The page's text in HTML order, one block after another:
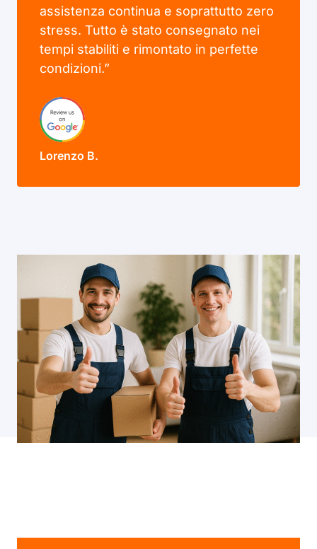
assistenza continua e soprattutto zero
stress. Tutto è stato consegnato nei
tempi stabiliti e rimontato in perfette
condizioni.”
Lorenzo B.